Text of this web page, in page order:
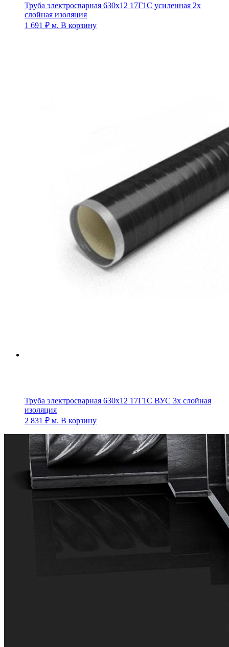
Труба электросварная 630х12 17Г1С усиленная 2х
слойная изоляция
1 691 ₽ м. В корзину
Труба электросварная 630х12 17Г1С ВУС 3х слойная
изоляция
2 831 ₽ м. В корзину